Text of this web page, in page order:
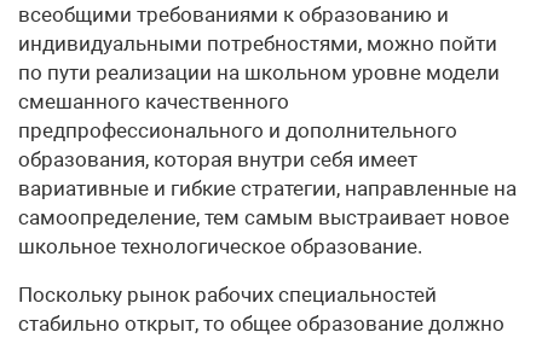
всеобщими требованиями к образованию и
индивидуальными потребностями, можно пойти
по пути реализации на школьном уровне модели
смешанного качественного
предпрофессионального и дополнительного
образования, которая внутри себя имеет
вариативные и гибкие стратегии, направленные на
самоопределение, тем самым выстраивает новое
школьное технологическое образование.
Поскольку рынок рабочих специальностей
стабильно открыт, то общее образование должно